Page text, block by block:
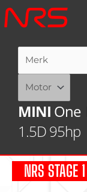
Ga
naar
MINI One
1.5D 95hp
NRS STAGE 1